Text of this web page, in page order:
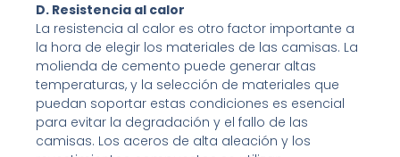
D. Resistencia al calor
La resistencia al calor es otro factor importante a
la hora de elegir los materiales de las camisas. La
molienda de cemento puede generar altas
temperaturas, y la selección de materiales que
puedan soportar estas condiciones es esencial
para evitar la degradación y el fallo de las
camisas. Los aceros de alta aleación y los